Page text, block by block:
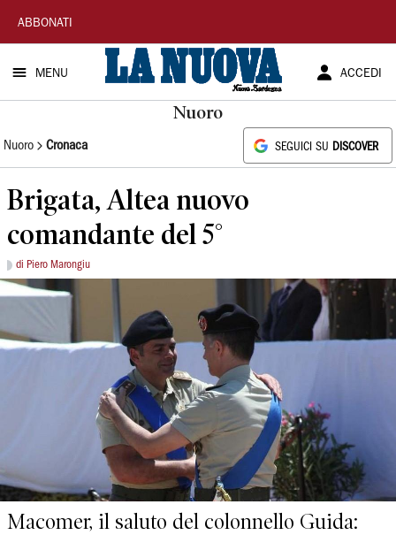
La
Nuova
Sardegna
ABBONATI
MENU ACCEDI
Nuoro
Nuoro Cronaca SEGUICI SU DISCOVER
Brigata, Altea nuovo
comandante del 5°
di Piero Marongiu
Macomer, il saluto del colonnello Guida: